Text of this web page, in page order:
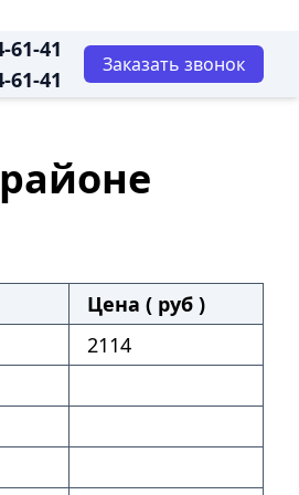
61-41
61-41
Заказать звонок
Цена ( руб )
2114